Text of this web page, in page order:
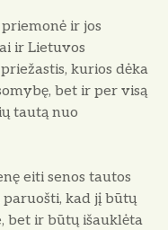
ir jos
ir Lietuvos
kurios dėka
bet ir per visą
tautą nuo
eiti senos tautos
kad jį būtų
bet ir būtų išauklėta